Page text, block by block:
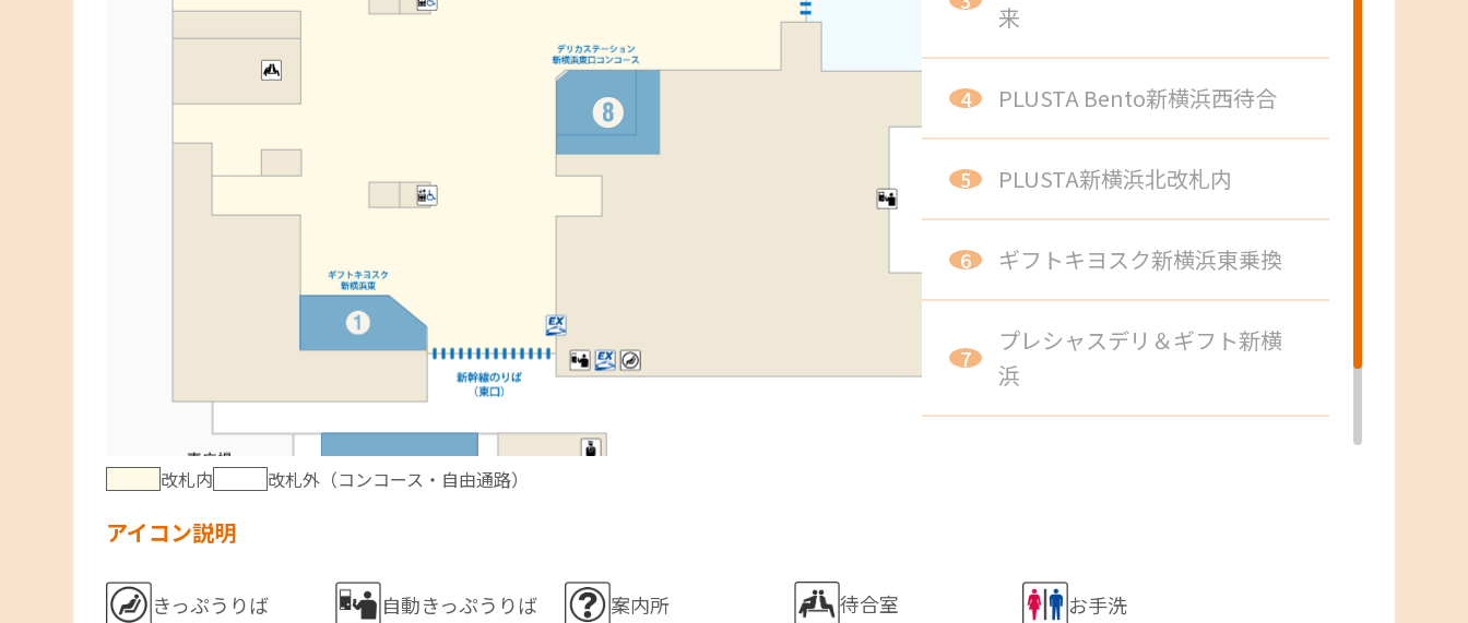
改札内 改札外（コンコース・自由通路）
来
PLUSTA Bento新横浜西待合
PLUSTA新横浜北改札内
ギフトキヨスク新横浜東乗換
プレシャスデリ＆ギフト新横
浜
アイコン説明
きっぷうりば 自動きっぷうりば 案内所 待合室 お手洗